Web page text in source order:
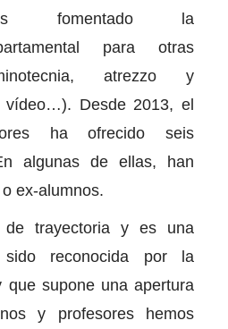
fomentado la
para otras
atrezzo y
vídeo…). Desde 2013, el
ha ofrecido seis
algunas de ellas, han
ex-alumnos.
de trayectoria y es una
reconocida por la
que supone una apertura
y profesores hemos